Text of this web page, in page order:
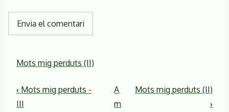
Mots mig perduts (II)
Enllaços
relacionats
‹ Mots mig perduts -
III
A
m
Mots mig perduts (II)
›